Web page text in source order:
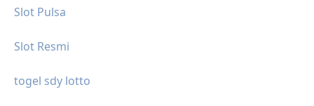
Slot Pulsa
Slot Resmi
togel sdy lotto